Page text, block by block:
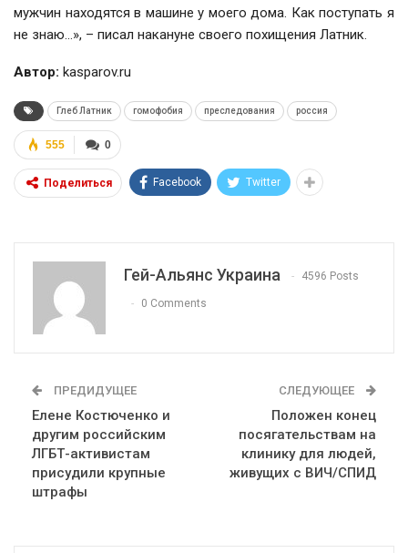
мужчин находятся в машине у моего дома. Как поступать я
не знаю…», – писал накануне своего похищения Латник.
Автор: kasparov.ru
Глеб Латник гомофобия преследования россия
0
555
Поделиться Facebook Twitter
Гей-Альянс Украина 4596 Posts
0 Comments
ПРЕДИДУЩЕЕ
Елене Костюченко и
другим российским
ЛГБТ-активистам
присудили крупные
штрафы
СЛЕДУЮЩЕЕ
Положен конец
посягательствам на
клинику для людей,
живущих с ВИЧ/СПИД